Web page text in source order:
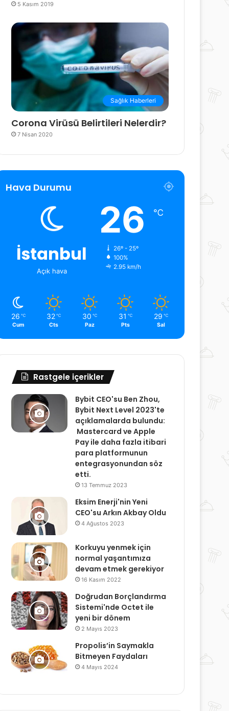
5 Kasım 2019
Sağlık Haberleri
Corona Virüsü Belirtileri Nelerdir?
7 Nisan 2020
Hava Durumu
İstanbul
Açık hava
26 ℃
26º - 25º
100%
2.95 km/h
26 ℃
Cum
32 ℃
Cts
30 ℃
Paz
31 ℃
Pts
29 ℃
Sal
Rastgele içerikler
Bybit CEO'su Ben Zhou,
Bybit Next Level 2023'te
açıklamalarda bulundu:
Mastercard ve Apple
Pay ile daha fazla itibari
para platformunun
entegrasyonundan söz
etti.
13 Temmuz 2023
Eksim Enerji'nin Yeni
CEO'su Arkın Akbay Oldu
4 Ağustos 2023
Korkuyu yenmek için
normal yaşantımıza
devam etmek gerekiyor
16 Kasım 2022
Doğrudan Borçlandırma
Sistemi'nde Octet ile
yeni bir dönem
2 Mayıs 2023
Propolis’in Saymakla
Bitmeyen Faydaları
4 Mayıs 2024